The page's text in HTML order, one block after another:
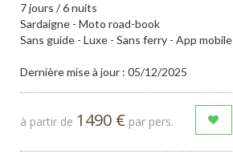
7 jours / 6 nuits
Sardaigne - Moto road-book
Sans guide - Luxe - Sans ferry - App mobile
Dernière mise à jour : 05/12/2025
à partir de 1490 € par pers.